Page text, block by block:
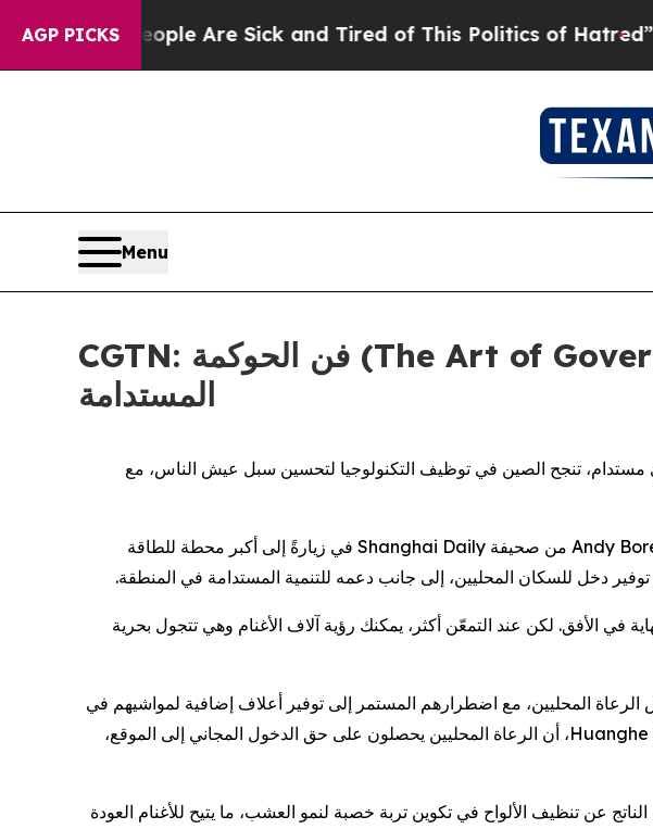
AGP PICKS
“People Are Sick and Tired of This Politics of Hatred”The
Menu
CGTN: فن الحوكمة (The Art of Governance): كيف تشكّل الصين مسارًا جديدًا للتنمية
المستدامة
مستدام، تنجح الصين في توظيف التكنولوجيا لتحسين سبل عيش الناس، مع
في هذه الحلقة من فن الحوكمة (The Art of Governance)، ترافق Liu Xin من CGTN الصحفي Andy Boreham من صحيفة Shanghai Daily في زيارةً إلى أكبر محطة للطاقة
دخل للسكان المحليين، إلى جانب دعمه للتنمية المستدامة في المنطقة.
في الأفق. لكن عند التمعّن أكثر، يمكنك رؤية آلاف الأغنام وهي تتجول بحرية
المحليين، مع اضطرارهم المستمر إلى توفير أعلاف إضافية لمواشيهم في
ظل تراجع المراعي الخصبة. يوضح Cao Jun، وهو مهندس في فرع Hainan التابع لشركة Huanghe Corporation، أن الرعاة المحليين يحصلون على حق الدخول المجاني إلى الموقع،
الوقت نفسه، يساهم تدفق المياه الناتج عن تنظيف الألواح في تكوين تربة خصبة لنمو العشب، ما يتيح للأغنام العودة